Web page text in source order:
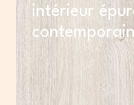
intérieur